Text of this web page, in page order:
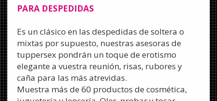
PARA DESPEDIDAS
Es un clásico en las despedidas de soltera o
mixtas por supuesto, nuestras asesoras de
tuppersex pondrán un toque de erotismo
elegante a vuestra reunión, risas, rubores y
caña para las más atrevidas.
Muestra más de 60 productos de cosmética,